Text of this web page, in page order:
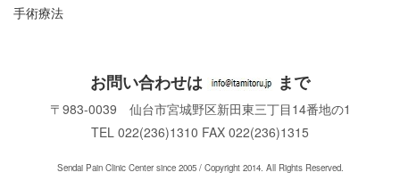
手術療法
お問い合わせは まで
〒983-0039 仙台市宮城野区新田東三丁目14番地の1
TEL 022(236)1310 FAX 022(236)1315
Sendai Pain Clinic Center since 2005 / Copyright 2014. All Rights Reserved.